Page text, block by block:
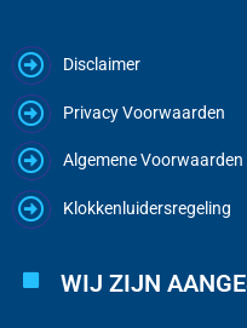
Disclaimer
Privacy Voorwaarden
Algemene Voorwaarden
Klokkenluidersregeling
WIJ ZIJN